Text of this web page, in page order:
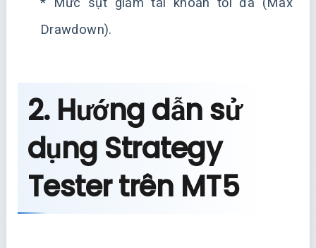
Drawdown).
2. Hướng dẫn sử
dụng Strategy
Tester trên MT5